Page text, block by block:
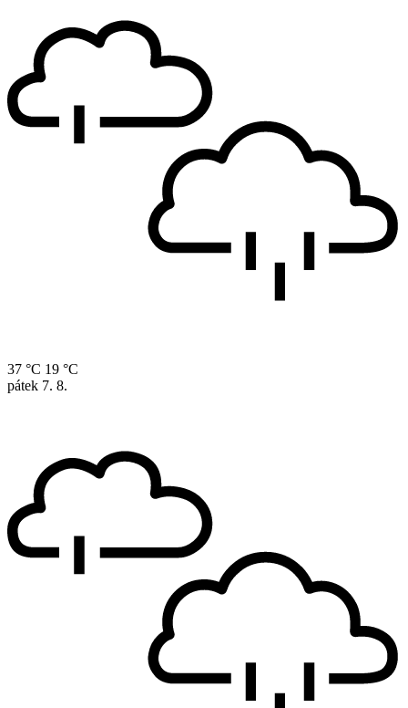
37 °C 19 °C
pátek 7. 8.